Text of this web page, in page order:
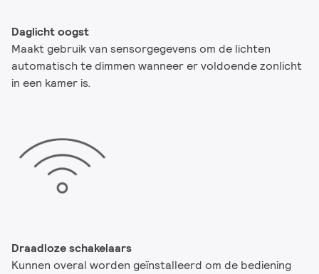
Daglicht oogst
Maakt gebruik van sensorgegevens om de lichten
automatisch te dimmen wanneer er voldoende zonlicht
in een kamer is.
Draadloze schakelaars
Kunnen overal worden geïnstalleerd om de bediening